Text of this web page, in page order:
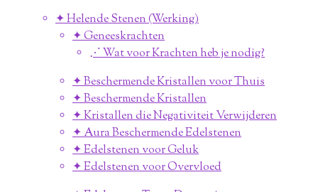
✦ Helende Stenen (Werking)
✦ Geneeskrachten
⋰ Wat voor Krachten heb je nodig?
✦ Beschermende Kristallen voor Thuis
✦ Beschermende Kristallen
✦ Kristallen die Negativiteit Verwijderen
✦ Aura Beschermende Edelstenen
✦ Edelstenen voor Geluk
✦ Edelstenen voor Overvloed